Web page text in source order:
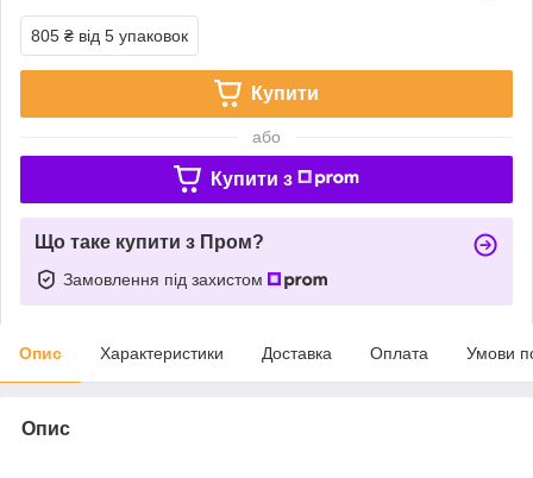
805 ₴ від 5 упаковок
Купити
або
Купити з
Що таке купити з Пром?
Замовлення під захистом
Опис Характеристики Доставка Оплата Умови
Опис